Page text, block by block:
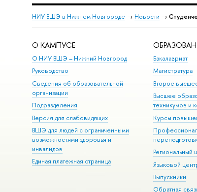
НИУ ВШЭ в Нижнем Новгороде → Новости →
О КАМПУСЕ
О НИУ ВШЭ – Нижний Новгород
Руководство
Сведения об образовательной
организации
Подразделения
Версия для слабовидящих
ВШЭ для людей с ограниченными
возможностями здоровья и
инвалидов
Единая платежная страница
Бакалавриат
Магистратура
Второе
Высшее
техникумов и
Курсы
Региональный
Языковой
Выпускники
Обратная